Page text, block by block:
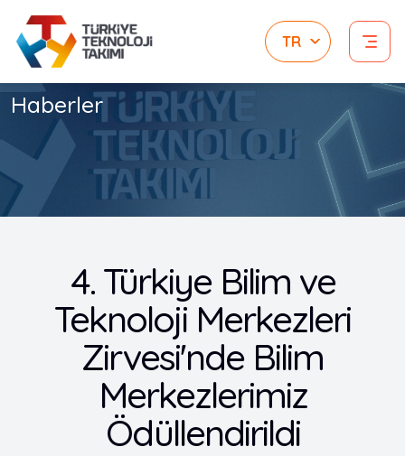
Haberler
4. Türkiye Bilim ve
Teknoloji Merkezleri
Zirvesi'nde Bilim
Merkezlerimiz
Ödüllendirildi